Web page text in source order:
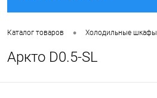
Каталог товаров • Холодильные шкафы
Аркто D0.5-SL